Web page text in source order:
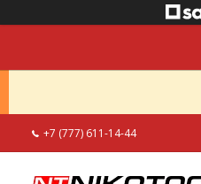
+7 (777) 611-14-44